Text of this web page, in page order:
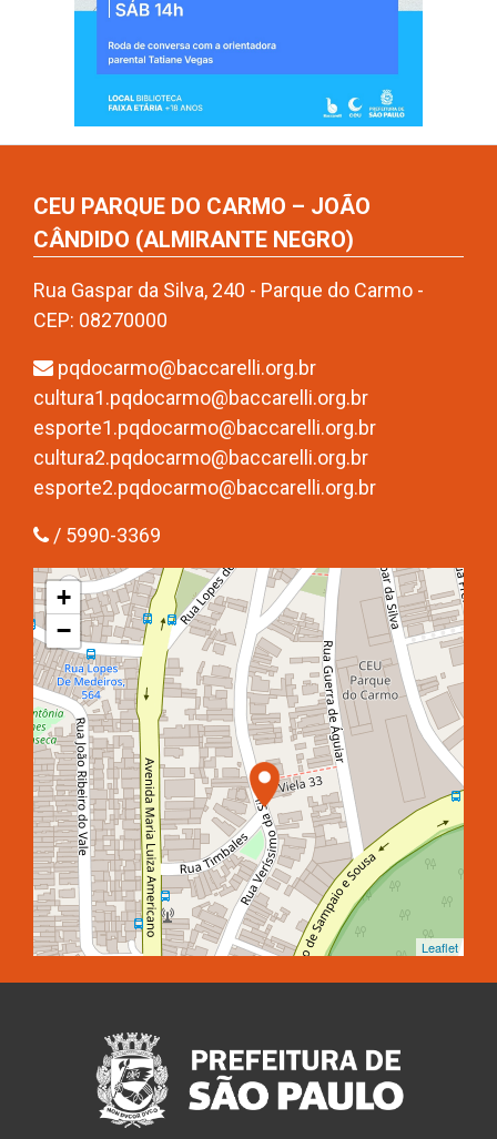
CEU PARQUE DO CARMO – JOÃO
CÂNDIDO (ALMIRANTE NEGRO)
Rua Gaspar da Silva, 240 - Parque do Carmo -
CEP: 08270000
pqdocarmo@baccarelli.org.br
cultura1.pqdocarmo@baccarelli.org.br
esporte1.pqdocarmo@baccarelli.org.br
cultura2.pqdocarmo@baccarelli.org.br
esporte2.pqdocarmo@baccarelli.org.br
/ 5990-3369
+
−
Leaflet